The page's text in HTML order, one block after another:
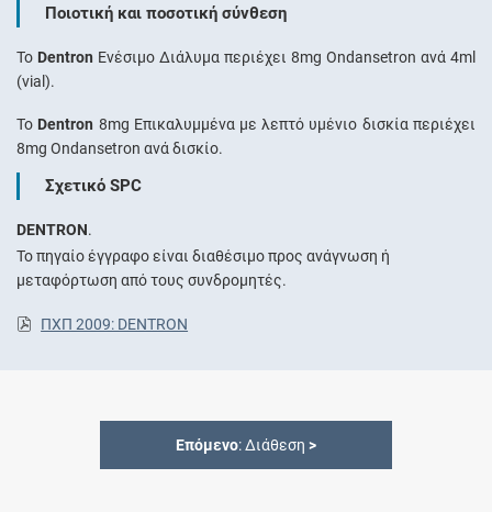
Ποιοτική και ποσοτική σύνθεση
To Dentron Ενέσιμο Διάλυμα περιέχει 8mg Ondansetron ανά 4ml
(vial).
To Dentron 8mg Επικαλυμμένα με λεπτό υμένιο δισκία περιέχει
8mg Ondansetron ανά δισκίο.
Σχετικό SPC
DENTRON.
Το πηγαίο έγγραφο είναι διαθέσιμο προς ανάγνωση ή
μεταφόρτωση από τους συνδρομητές.
ΠΧΠ 2009: DENTRON
Επόμενο: Διάθεση >